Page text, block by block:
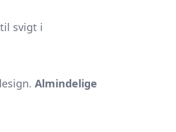
svigt i
Almindelige